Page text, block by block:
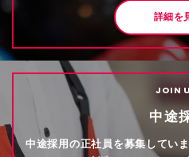
詳細を
JOIN
中途
中途採用の正社員を募集してい